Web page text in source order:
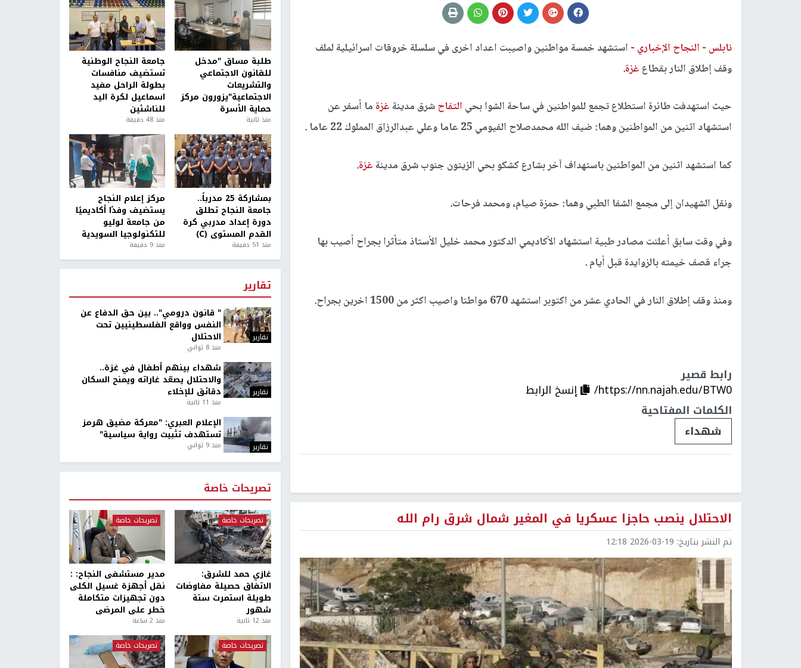
نابلس - النجاح الإخباري - استشهد خمسة مواطنين واصيبت اعداد اخرى في سلسلة خروقات اسرائيلية لملف
وقف إطلاق النار بقطاع غزة.
حيث استهدفت طائرة استطلاع تجمع للمواطنين في ساحة الشوا بحي التفاحشرق مدينةغزة ما أسفر عن
استشهاد اثنين من المواطنين وهما: ضيف الله محمدصلاح الفيومي 25 عاما وعلي عبدالرزاق المملوك 22 عاما .
كما استشهد اثنين من المواطنين باستهداف آخر بشارع كشكو بحي الزيتون جنوب شرق مدينةغزة.
ونقل الشهيدان إلى مجمع الشفا الطبي وهما: حمزة صيام، ومحمد فرحات.
وفي وقت سابق أعلنت مصادر طبية استشهاد الأكاديمي الدكتور محمد خليل الأستاذ متأثرا بجراح أصيب بها
جراء قصف خيمته بالزوايدة قبل أيام .
ومنذ وقف إطلاق النار في الحادي عشر من اكتوبر استشهد 670 مواطنا واصيب اكثر من 1500 اخرين بجراح.
رابط قصير
https://nn.najah.edu/BTW0/
إنسخ الرابط
الكلمات المفتاحية
شهداء
الاحتلال ينصب حاجزا عسكريا في المغير شمال شرق رام الله
تم النشر بتاريخ: 2026-03-19 12:18
طلبة مساق "مدخل
للقانون الاجتماعي
والتشريعات
الاجتماعية"يزورون مركز
حماية الأسرة
منذ ثانية
جامعة النجاح الوطنية
تستضيف منافسات
بطولة الراحل مفيد
اسماعيل لكرة اليد
للناشئين
منذ 48 دقيقة
بمشاركة 25 مدرباً..
جامعة النجاح تطلق
دورة إعداد مدربي كرة
القدم المستوى (C)
منذ 51 دقيقة
مركز إعلام النجاح
يستضيف وفدًا أكاديميًا
من جامعة لوليو
للتكنولوجيا السويدية
منذ 9 دقيقة
تقارير
تقارير
" قانون درومي".. بين حق الدفاع عن
النفس وواقع الفلسطينيين تحت
الاحتلال
منذ 8 ثواني
تقارير
شهداء بينهم أطفال في غزة..
والاحتلال يصعّد غاراته ويمنح السكان
دقائق للإخلاء
منذ 11 ثانية
تقارير
الإعلام العبري: "معركة مضيق هرمز
تستهدف تثبيت رواية سياسية"
منذ 9 ثواني
تصريحات خاصة
تصريحات خاصة
غازي حمد للشرق:
الاتفاق حصيلة مفاوضات
طويلة استمرت ستة
شهور
منذ 12 ثانية
تصريحات خاصة
مدير مستشفى النجاح: :
نقل أجهزة غسيل الكلى
دون تجهيزات متكاملة
خطر على المرضى
منذ 2 ساعة
تصريحات خاصة تصريحات خاصة